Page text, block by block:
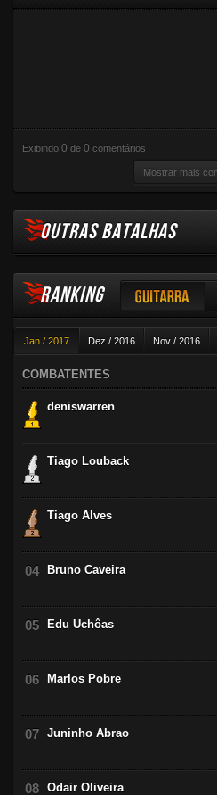
Exibindo 0 de 0 comentários
Mostrar mais
OUTRAS BATALHAS
RANKING
Jan / 2017 Dez / 2016 Nov / 2016
Ago / 2016 Jul / 2016
Guitarra
COMBATENTES
deniswarren
Tiago Louback
Tiago Alves
Bruno Caveira
Edu Uchôas
Marlos Pobre
Juninho Abrao
Odair Oliveira